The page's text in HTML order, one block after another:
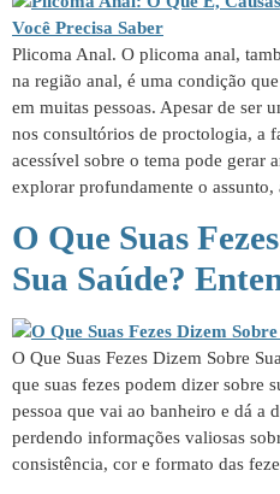
Plicoma Anal. O plicoma anal,
na região anal, é uma condição
em muitas pessoas. Apesar de ser
nos consultórios de proctologia, a
acessível sobre o tema pode gerar
explorar profundamente o
O Que Suas
Sua Saúde?
O Que Suas Fezes Dizem Sobre
que suas fezes podem dizer sobre
pessoa que vai ao banheiro e dá a
perdendo informações valiosas
consistência, cor e formato das